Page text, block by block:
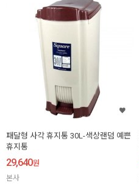
패달형 사각 휴지통 30L-색상랜덤 예쁜
휴지통
29,640원
본사